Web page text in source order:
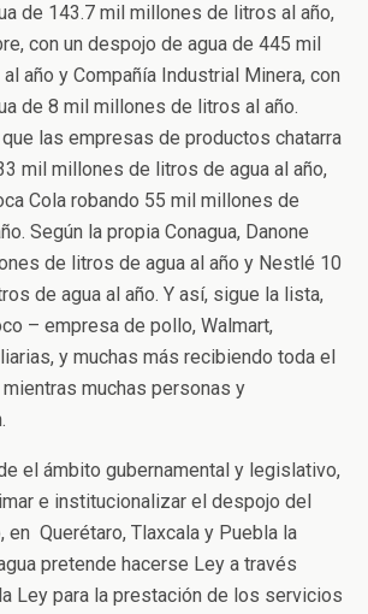
de 143.7 mil millones de litros al año,
con un despojo de agua de 445 mil
año y Compañía Industrial Minera, con
de 8 mil millones de litros al año.
las empresas de productos chatarra
mil millones de litros de agua al año,
Cola robando 55 mil millones de
Según la propia Conagua, Danone
de litros de agua al año y Nestlé 10
de agua al año. Y así, sigue la lista,
– empresa de pollo, Walmart,
y muchas más recibiendo toda el
mientras muchas personas y
el ámbito gubernamental y legislativo,
e institucionalizar el despojo del
en Querétaro, Tlaxcala y Puebla la
pretende hacerse Ley a través
Ley para la prestación de los servicios